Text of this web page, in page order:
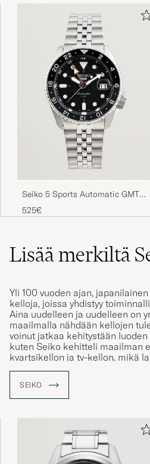
Seiko 5 Sports Automatic GMT
Diver Steel 42mm Black Dial
525€
Lisää merkiltä
Yli 100 vuoden ajan,
kelloja, joissa yhdistyy
Aina uudelleen ja uudelleen on
maailmalla nähdään kellojen
voinut jatkaa kehitystään
kuten Seiko kehitteli maailman
kvartsikellon ja tv-kellon, mikä
ainoastaan 21 vuoden ikäinen
Tokion keskustaan, missä hän
valmistaa kelloja omassa
liikkeestä kasvoi
SEIKO